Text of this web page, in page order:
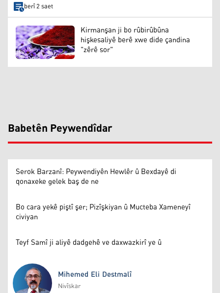
berî 2 saet
Kirmanşan ji bo rûbirûbûna
hişkesaliyê berê xwe dide çandina
"zêrê sor"
Babetên Peywendîdar
Serok Barzanî: Peywendiyên Hewlêr û Bexdayê di
qonaxeke gelek baş de ne
Bo cara yekê piştî şer; Pizîşkiyan û Mucteba Xameneyî
civiyan
Teyf Samî ji aliyê dadgehê ve daxwazkirî ye û
Mihemed Eli Destmalî
Nivîskar